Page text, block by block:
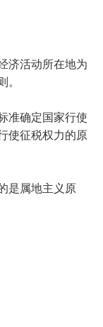
济活动所在地为
。
准确定国家行使
使征税权力的原
是属地主义原